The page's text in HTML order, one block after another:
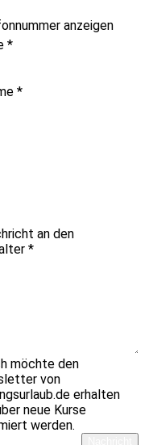
anzeigen
*
*
an den
*
möchte den
von
erhalten
neue Kurse
werden.